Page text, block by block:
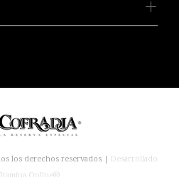
los derechos reservados | Desarrollado
Online®